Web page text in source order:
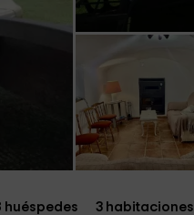
huéspedes 3 habitaciones